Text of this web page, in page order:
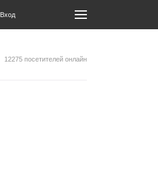
Вход
12275 посетителей онлайн